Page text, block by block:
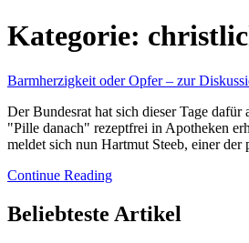
Kategorie:
Barmherzigkeit oder Opfer – zur
Der Bundesrat hat sich dieser Tage dafür
"Pille danach" rezeptfrei in Apotheken
meldet sich nun Hartmut Steeb, einer der
Continue Reading
Beliebteste Artikel